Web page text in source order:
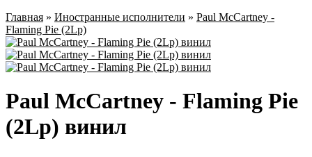
Главная » Иностранные исполнители » Paul McCartney -
Flaming Pie (2Lp)
Paul McCartney - Flaming Pie
(2Lp) винил